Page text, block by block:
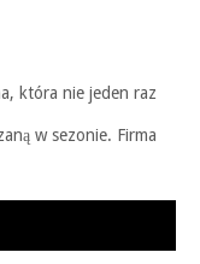
która nie jeden raz
w sezonie. Firma